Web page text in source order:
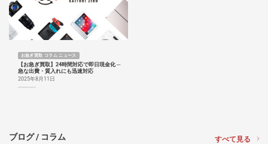
お急ぎ買取 コラム ニュース
【お急ぎ買取】24時間対応で即日現金化 ─
急な出費・質入れにも迅速対応
2025年8月11日
ブログ / コラム すべて見る